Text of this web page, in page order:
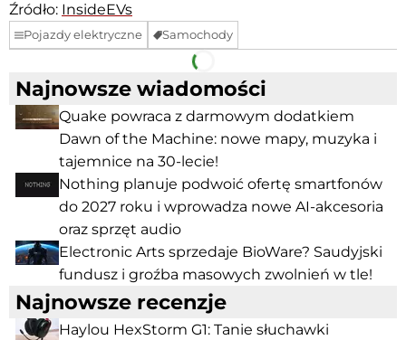
Źródło: InsideEVs
Pojazdy elektryczne Samochody
Facebook Telegram
Najnowsze wiadomości
Quake powraca z darmowym dodatkiem
Dawn of the Machine: nowe mapy, muzyka i
tajemnice na 30-lecie!
Nothing planuje podwoić ofertę smartfonów
do 2027 roku i wprowadza nowe AI-akcesoria
oraz sprzęt audio
Electronic Arts sprzedaje BioWare? Saudyjski
fundusz i groźba masowych zwolnień w tle!
Najnowsze recenzje
Haylou HexStorm G1: Tanie słuchawki